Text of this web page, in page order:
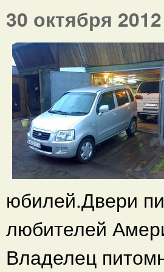
30 октября 2012
юбилей.Двери
любителей
Владелец